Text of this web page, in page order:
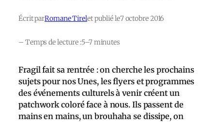
Écrit parRomane Tirelet publié le7 octobre 2016
– Temps de lecture :5–7 minutes
Fragil fait sa rentrée : on cherche les prochains
sujets pour nos Unes, les flyers et programmes
des événements culturels à venir créent un
patchwork coloré face à nous. Ils passent de
mains en mains, un brouhaha se dissipe, on